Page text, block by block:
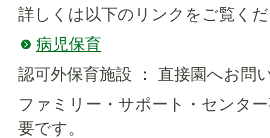
詳しくは以下のリンクをご覧く
病児保育
認可外保育施設 ： 直接園へお問
ファミリー・サポート・センタ
要です。